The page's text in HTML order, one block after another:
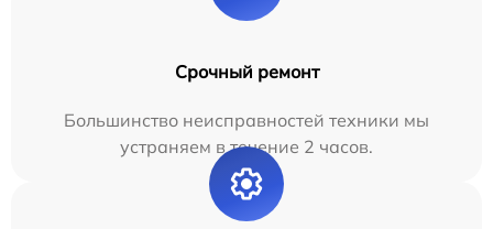
Срочный ремонт
Большинство неисправностей техники мы
устраняем в течение 2 часов.